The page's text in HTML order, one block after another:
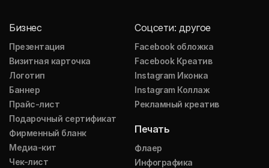
Бизнес
Презентация
Визитная карточка
Логотип
Баннер
Прайс-лист
Подарочный сертификат
Фирменный бланк
Медиа-кит
Чек-лист
Соцсети: другое
Facebook обложка
Facebook Креатив
Instagram Иконка
Instagram Коллаж
Рекламный креатив
Печать
Флаер
Инфографика